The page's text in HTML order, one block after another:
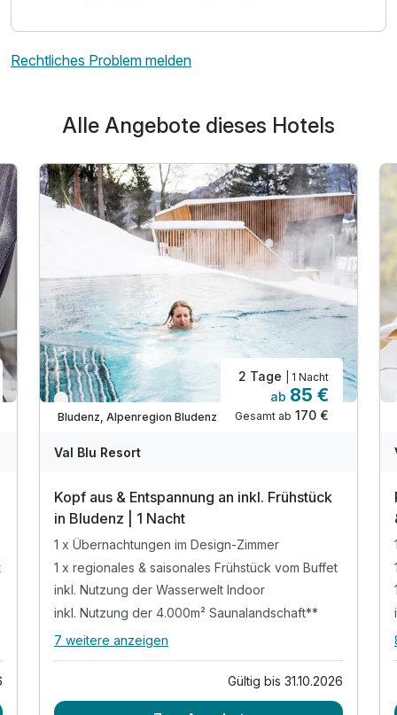
Rechtliches Problem melden
Alle Angebote dieses Hotels
Nur noch bis Oktober
Bludenz, Alpenregion Bludenz
2 Tage | 1 Nacht
ab 85 €
Gesamt ab 170 €
Val Blu Resort
Kopf aus & Entspannung an inkl. Frühstück
in Bludenz | 1 Nacht
1 x Übernachtungen im Design-Zimmer
1 x regionales & saisonales Frühstück vom Buffet
inkl. Nutzung der Wasserwelt Indoor
inkl. Nutzung der 4.000m² Saunalandschaft**
Alle Inklusivleistungen
7 weitere anzeigen
Gültig bis 31.10.2026